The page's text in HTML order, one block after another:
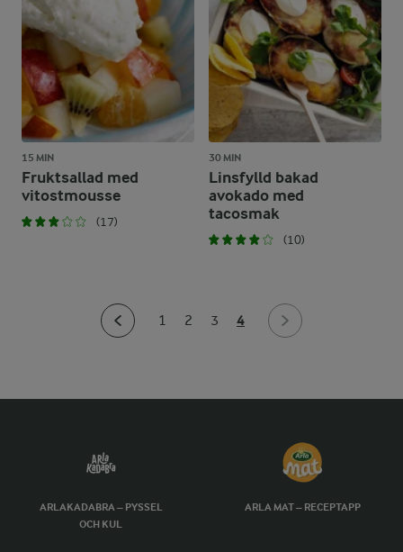
15 MIN
Fruktsallad med
vitostmousse
(17)
30 MIN
Linsfylld bakad
avokado med
tacosmak
(10)
1 2 3 4
ARLAKADABRA – PYSSEL
OCH KUL
ARLA MAT – RECEPTAPP